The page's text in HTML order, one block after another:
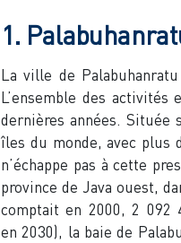
1.
La ville de
L’ensemble des activités
dernières années. Située
îles du monde, avec plus
n’échappe pas à cette
province de Java ouest,
comptait en 2000, 2 092
en 2030), la baie de